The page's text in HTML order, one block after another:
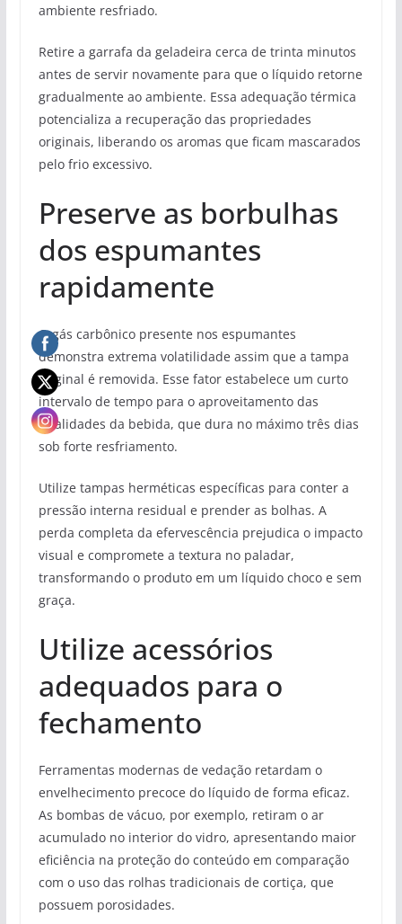
ambiente resfriado.
Retire a garrafa da geladeira cerca de trinta minutos
antes de servir novamente para que o líquido retorne
gradualmente ao ambiente. Essa adequação térmica
potencializa a recuperação das propriedades
originais, liberando os aromas que ficam mascarados
pelo frio excessivo.
Preserve as borbulhas
dos espumantes
rapidamente
O gás carbônico presente nos espumantes
demonstra extrema volatilidade assim que a tampa
original é removida. Esse fator estabelece um curto
intervalo de tempo para o aproveitamento das
qualidades da bebida, que dura no máximo três dias
sob forte resfriamento.
Utilize tampas herméticas específicas para conter a
pressão interna residual e prender as bolhas. A
perda completa da efervescência prejudica o impacto
visual e compromete a textura no paladar,
transformando o produto em um líquido choco e sem
graça.
Utilize acessórios
adequados para o
fechamento
Ferramentas modernas de vedação retardam o
envelhecimento precoce do líquido de forma eficaz.
As bombas de vácuo, por exemplo, retiram o ar
acumulado no interior do vidro, apresentando maior
eficiência na proteção do conteúdo em comparação
com o uso das rolhas tradicionais de cortiça, que
possuem porosidades.